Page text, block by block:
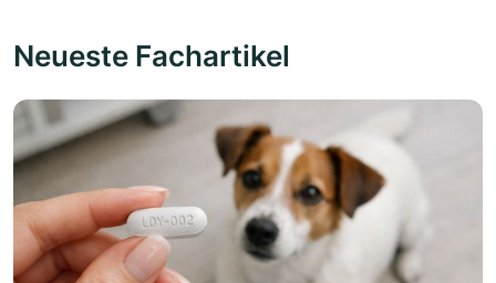
Neueste Fachartikel